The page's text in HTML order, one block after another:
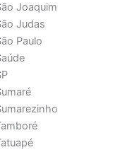
Joaquim
Judas
Paulo